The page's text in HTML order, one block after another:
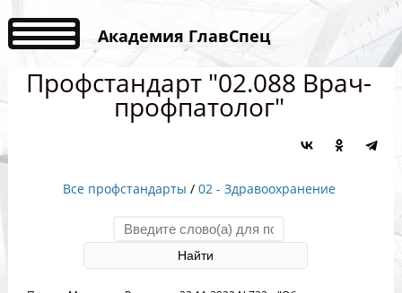
Академия ГлавСпец
Профстандарт "02.088 Врач-
профпатолог"
Все профстандарты / 02 - Здравоохранение